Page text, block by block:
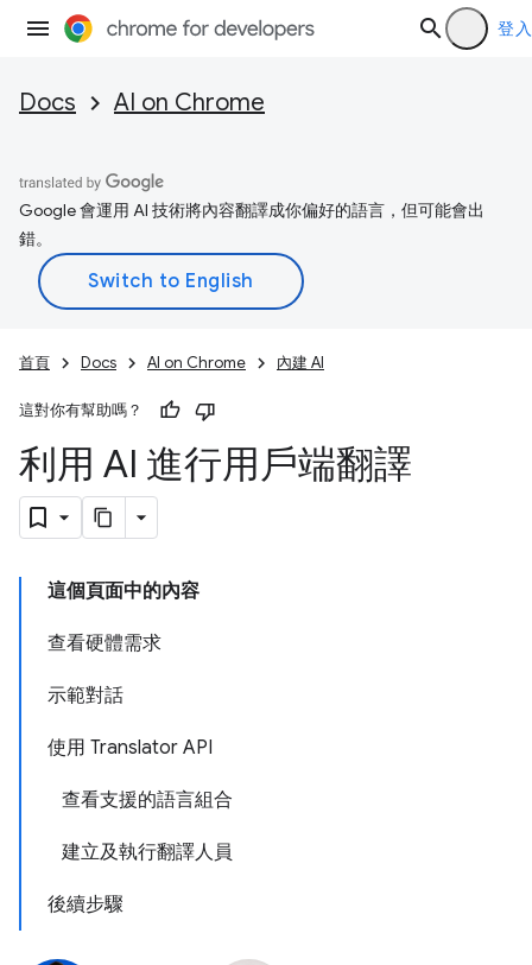
登入
Docs AI on Chrome
Google 會運用 AI 技術將內容翻譯成你偏好的語言，但可能會出
錯。
首頁 Docs AI on Chrome 內建 AI
這對你有幫助嗎？
利用 AI 進行用戶端翻譯
這個頁面中的內容
查看硬體需求
示範對話
使用 Translator API
查看支援的語言組合
建立及執行翻譯人員
後續步驟